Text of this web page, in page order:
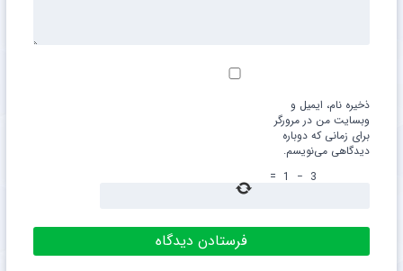
ذخیره نام، ایمیل و
وبسایت من در مرورگر
برای زمانی که دوباره
دیدگاهی می‌نویسم.
3
−
1
=